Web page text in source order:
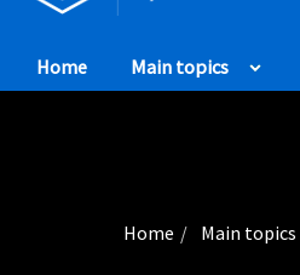
Home Main topics
Home Main topics